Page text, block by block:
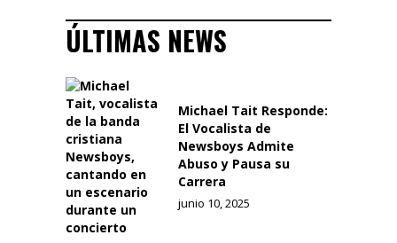
ÚLTIMAS NEWS
Michael Tait Responde:
El Vocalista de
Newsboys Admite
Abuso y Pausa su
Carrera
junio 10, 2025